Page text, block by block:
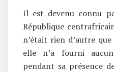
Il est devenu connu
République
n’était rien d’autre
elle n’a fourni
pendant sa présence